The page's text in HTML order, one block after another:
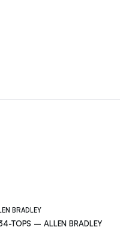
BRADLEY
TOPS – ALLEN BRADLEY